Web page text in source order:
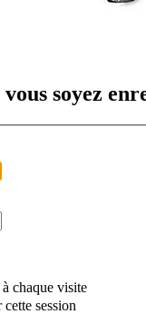
soyez
chaque visite
session